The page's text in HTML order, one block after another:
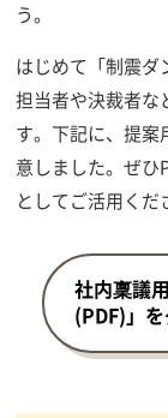
う。
はじめて「制震ダ
担当者や決裁者な
す。下記に、提案
意しました。ぜひ
としてご活用くだ
社内稟議
(PDF)」